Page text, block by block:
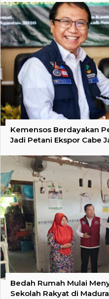
Kemensos Berdayakan
Jadi Petani Ekspor Cabe
Bedah Rumah Mulai
Sekolah Rakyat di Madura